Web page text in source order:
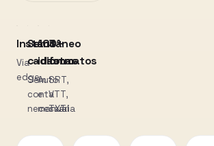
Instantâneo
Via
edge
Sem
cadastro
Sem
conta
necessária
100+
idiomas
Auto
e
manual
3
formatos
SRT,
VTT,
TXT